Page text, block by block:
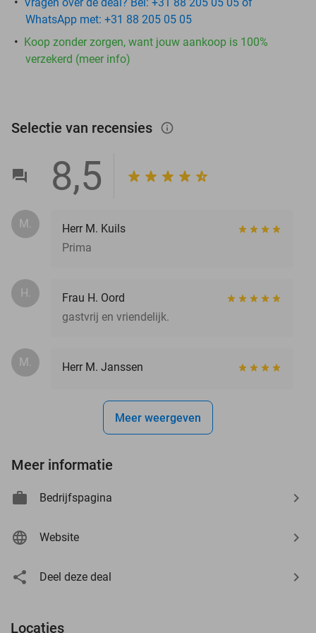
WhatsApp met: +31 88 205 05 05
Koop zonder zorgen, want jouw aankoop is 100%
verzekerd (meer info)
Selectie van recensies info_outlined
8,5
M.
Herr M. Kuils
Prima
H.
Frau H. Oord
gastvrij en vriendelijk.
M. Herr M. Janssen
Meer weergeven
Meer informatie
Bedrijfspagina
Website
Deel deze deal
Locaties